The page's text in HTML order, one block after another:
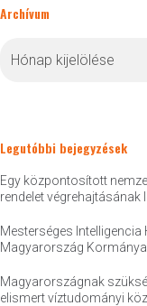
Archívum
Legutóbbi bejegyzések
Egy központosított
rendelet
Mesterséges
Magyarország Kormánya
Magyarországnak
elismert víztudományi